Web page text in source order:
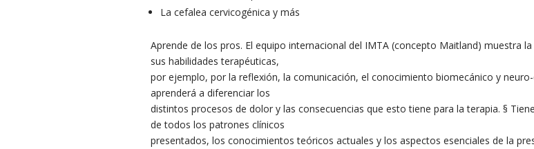
La cefalea cervicogénica y más
Aprende de los pros. El equipo internacional del IMTA (concepto Maitland) muestra
sus habilidades terapéuticas,
por ejemplo, por la reflexión, la comunicación, el conocimiento biomecánico y
aprenderá a diferenciar los
distintos procesos de dolor y las consecuencias que esto tiene para la terapia. §
de todos los patrones clínicos
presentados, los conocimientos teóricos actuales y los aspectos esenciales de la